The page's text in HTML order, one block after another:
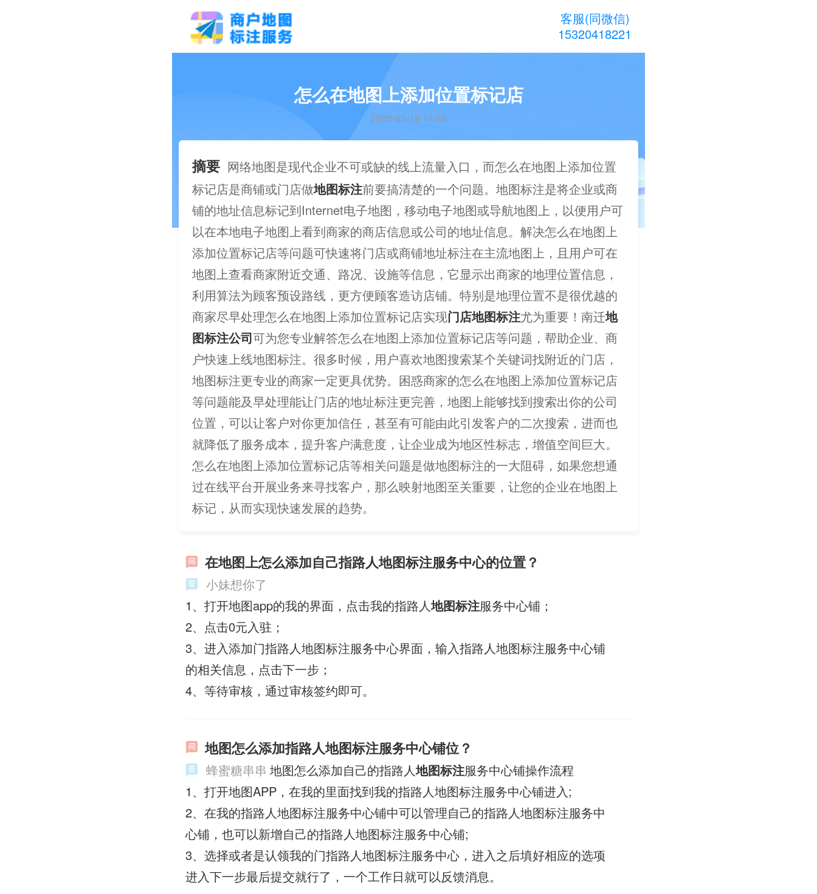
客服(同微信)
15320418221
怎么在地图上添加位置标记店
2023-03-16 14:39
摘要 网络地图是现代企业不可或缺的线上流量入口，而怎么在地图上添加位置
标记店是商铺或门店做地图标注前要搞清楚的一个问题。地图标注是将企业或商
铺的地址信息标记到Internet电子地图，移动电子地图或导航地图上，以便用户可
以在本地电子地图上看到商家的商店信息或公司的地址信息。解决怎么在地图上
添加位置标记店等问题可快速将门店或商铺地址标注在主流地图上，且用户可在
地图上查看商家附近交通、路况、设施等信息，它显示出商家的地理位置信息，
利用算法为顾客预设路线，更方便顾客造访店铺。特别是地理位置不是很优越的
商家尽早处理怎么在地图上添加位置标记店实现门店地图标注尤为重要！南迁地
图标注公司可为您专业解答怎么在地图上添加位置标记店等问题，帮助企业、商
户快速上线地图标注。很多时候，用户喜欢地图搜索某个关键词找附近的门店，
地图标注更专业的商家一定更具优势。困惑商家的怎么在地图上添加位置标记店
等问题能及早处理能让门店的地址标注更完善，地图上能够找到搜索出你的公司
位置，可以让客户对你更加信任，甚至有可能由此引发客户的二次搜索，进而也
就降低了服务成本，提升客户满意度，让企业成为地区性标志，增值空间巨大。
怎么在地图上添加位置标记店等相关问题是做地图标注的一大阻碍，如果您想通
过在线平台开展业务来寻找客户，那么映射地图至关重要，让您的企业在地图上
标记，从而实现快速发展的趋势。
在地图上怎么添加自己指路人地图标注服务中心的位置？
小妹想你了
1、打开地图app的我的界面，点击我的指路人地图标注服务中心铺；
2、点击0元入驻；
3、进入添加门指路人地图标注服务中心界面，输入指路人地图标注服务中心铺
的相关信息，点击下一步；
4、等待审核，通过审核签约即可。
地图怎么添加指路人地图标注服务中心铺位？
蜂蜜糖串串 地图怎么添加自己的指路人地图标注服务中心铺操作流程
1、打开地图APP，在我的里面找到我的指路人地图标注服务中心铺进入;
2、在我的指路人地图标注服务中心铺中可以管理自己的指路人地图标注服务中
心铺，也可以新增自己的指路人地图标注服务中心铺;
3、选择或者是认领我的门指路人地图标注服务中心，进入之后填好相应的选项
进入下一步最后提交就行了，一个工作日就可以反馈消息。